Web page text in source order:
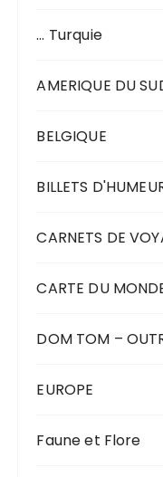
… Turquie
AMERIQUE DU
BELGIQUE
BILLETS
CARNETS DE
CARTE DU
DOM TOM –
EUROPE
Faune et Flore